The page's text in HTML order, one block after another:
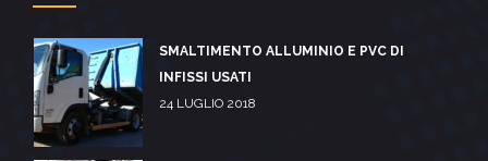
SMALTIMENTO ALLUMINIO E PVC DI
INFISSI USATI
24 LUGLIO 2018